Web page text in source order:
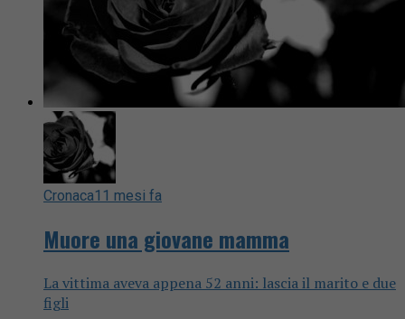
Cronaca11 mesi fa
Muore una giovane mamma
La vittima aveva appena 52 anni: lascia il marito e due
figli